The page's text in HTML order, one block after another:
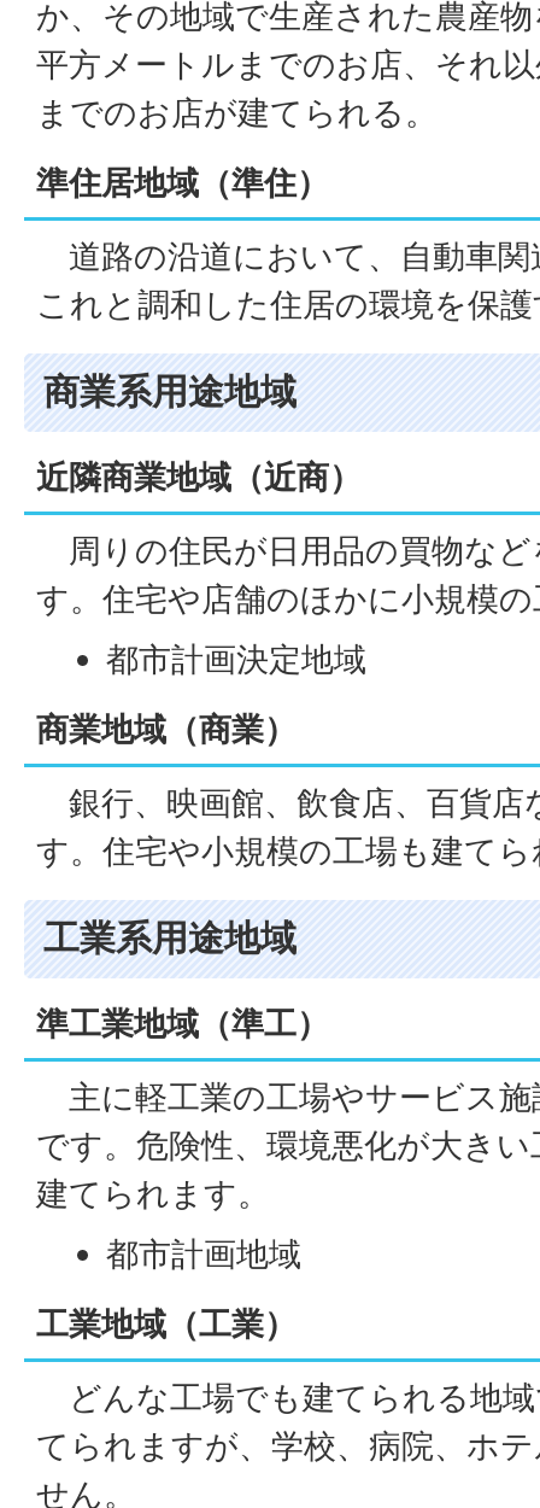
か、その地域で生産された農産
平方メートルまでのお店、それ
までのお店が建てられる。
準住居地域（準住）
道路の沿道において、自動車
これと調和した住居の環境を保
商業系用途地域
近隣商業地域（近商）
周りの住民が日用品の買物な
す。住宅や店舗のほかに小規模
都市計画決定地域
商業地域（商業）
銀行、映画館、飲食店、百貨店
す。住宅や小規模の工場も建て
工業系用途地域
準工業地域（準工）
主に軽工業の工場やサービス
です。危険性、環境悪化が大き
建てられます。
都市計画地域
工業地域（工業）
どんな工場でも建てられる地
てられますが、学校、病院、ホ
せん。